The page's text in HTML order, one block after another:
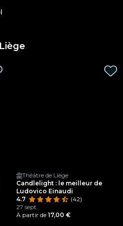
Théâtre de Liège
Candlelight : le meilleur de
Ludovico Einaudi
4.7
(42)
27 sept.
À partir de 17,00 €